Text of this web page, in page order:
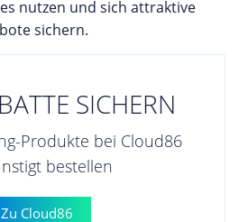
nutzen und sich attraktive
sichern.
SICHERN
Produkte bei Cloud86
bestellen
Zu Cloud86